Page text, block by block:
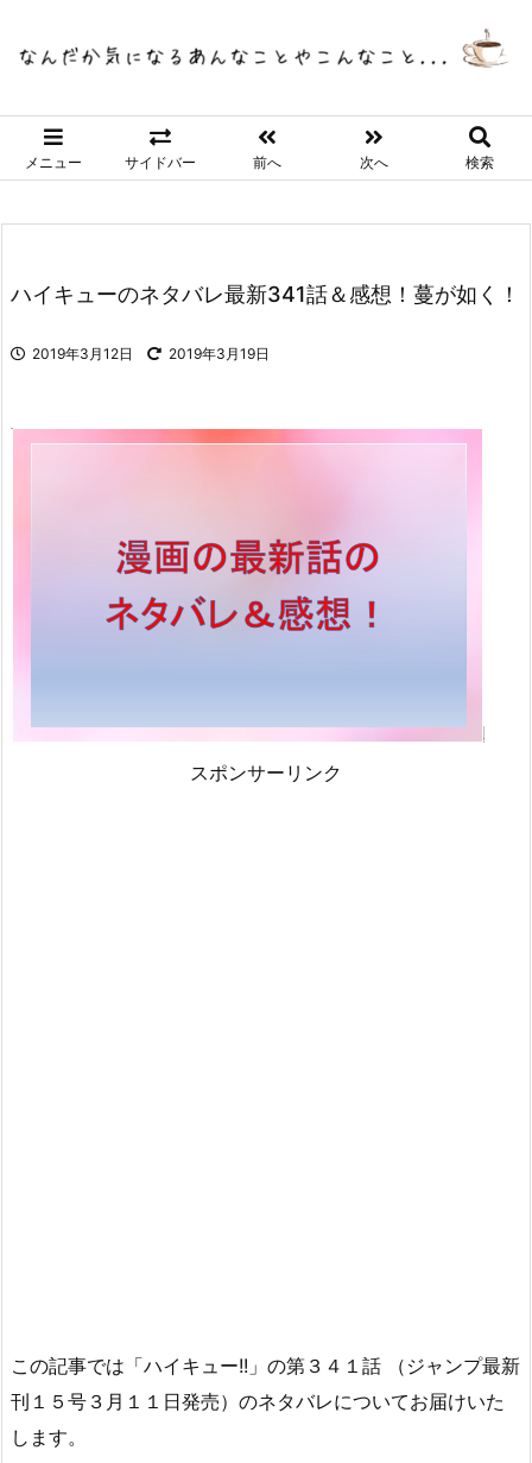
メニュー サイドバー 前へ 次へ 検索
ハイキューのネタバレ最新341話＆感想！蔓が如く！
2019年3月12日 2019年3月19日
スポンサーリンク
この記事では「ハイキュー!!」の第３４１話 （ジャンプ最新
刊１５号３月１１日発売）のネタバレについてお届けいた
します。